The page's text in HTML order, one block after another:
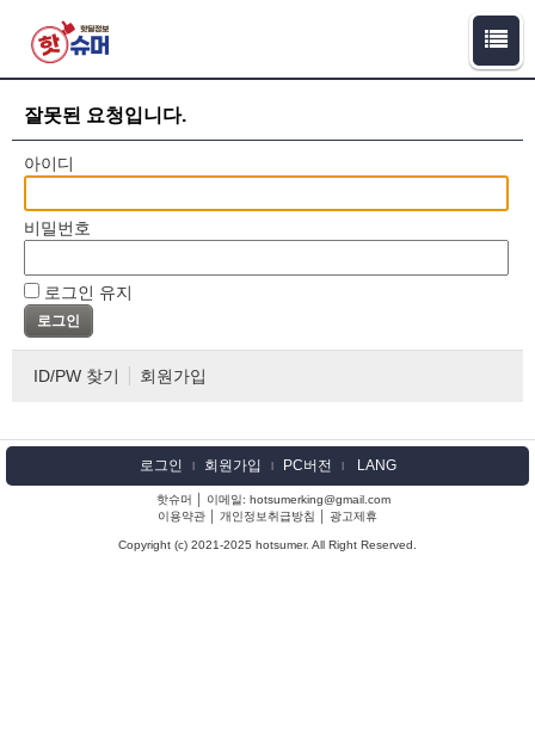
잘못된 요청입니다.
아이디
비밀번호
로그인 유지
ID/PW 찾기 회원가입
로그인 l 회원가입 l PC버전 l LANG
핫슈머 │ 이메일: hotsumerking@gmail.com
이용약관
개인정보취급방침 광고제휴
Copyright (c) 2021-2025 hotsumer. All Right Reserved.